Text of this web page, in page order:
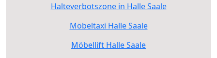
Halteverbotszone in Halle Saale
Möbeltaxi Halle Saale
Möbellift Halle Saale